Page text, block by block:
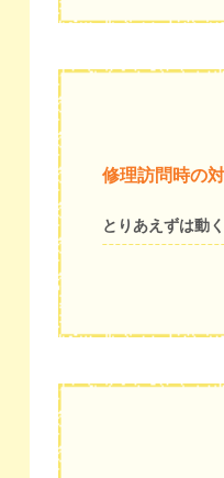
修理訪問時の
とりあえずは動